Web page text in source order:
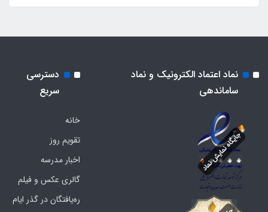
نماد اعتماد الکترونیک و نماد
ساماندهی
دسترسی
سریع
خانه
تقویم روز
اخبار مدرسه
گالری عکس و فیلم
ره‌یافتگان در گذر ایام